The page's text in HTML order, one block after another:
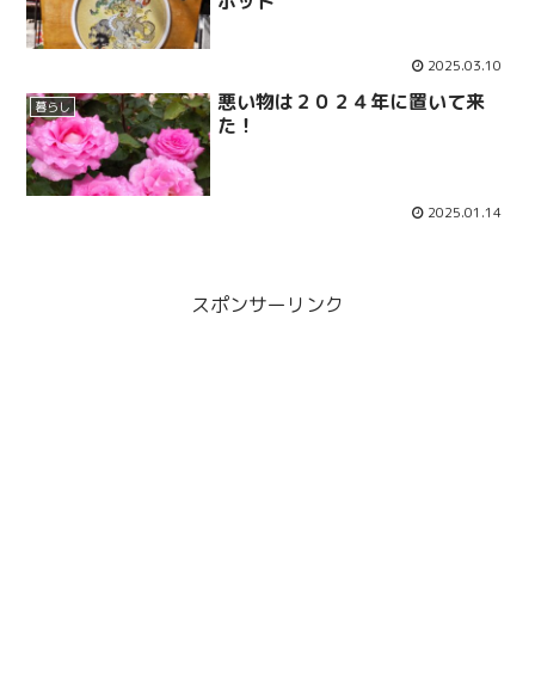
2025.03.10
暮らし
悪い物は２０２４年に置いて来
た！
2025.01.14
スポンサーリンク